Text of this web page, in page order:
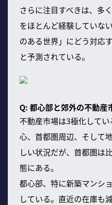
さらに注目すべきは、多
をほとんど経験していな
のある世界」にどう対応
と予測されている。
Q: 都心部と郊外の不動産
不動産市場は3極化して
心、首都圏周辺、そして
しい状況だが、首都圏は
態にある。
都心部、特に新築マンシ
している。直近の在庫も